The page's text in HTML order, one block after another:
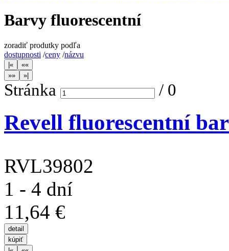
Barvy fluorescentní
zoradiť produtky podľa
dostupnosti /ceny /názvu
Stránka / 0
Revell fluorescentní
RVL39802
1 - 4 dní
11,64 €